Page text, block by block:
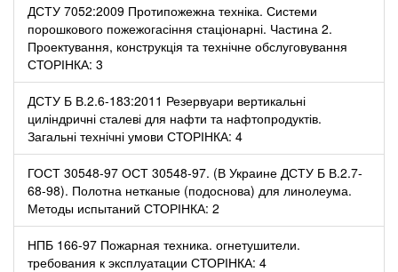
ДСТУ 7052:2009 Протипожежна техніка. Системи
порошкового пожежогасіння стаціонарні. Частина 2.
Проектування, конструкція та технічне обслуговування
СТОРІНКА: 3
ДСТУ Б В.2.6-183:2011 Резервуари вертикальні
циліндричні сталеві для нафти та нафтопродуктів.
Загальні технічні умови СТОРІНКА: 4
ГОСТ 30548-97 ОСТ 30548-97. (В Украине ДСТУ Б В.2.7-
68-98). Полотна нетканые (подоснова) для линолеума.
Методы испытаний СТОРІНКА: 2
НПБ 166-97 Пожарная техника. огнетушители.
требования к эксплуатации СТОРІНКА: 4